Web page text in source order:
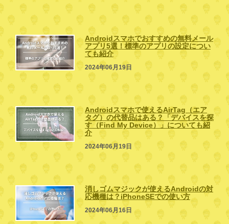
Androidスマホでおすすめの無料メール
アプリ5選！標準のアプリの設定につい
ても紹介
2024年06月19日
Androidスマホで使えるAirTag（エア
タグ）の代替品はある？「デバイスを探
す（Find My Device）」についても紹
介
2024年06月19日
消しゴムマジックが使えるAndroidの対
応機種は？iPhoneSEでの使い方
2024年06月16日